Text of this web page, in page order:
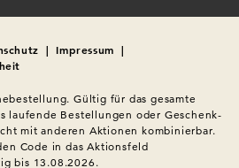
| Impressum |
Gültig für das gesamte
laufende Bestellungen oder Geschenk-
mit anderen Aktionen kombinierbar.
Code in das Aktionsfeld
bis 13.08.2026.